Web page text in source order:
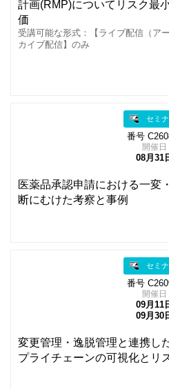
計画(RMP)についてリスク最
価
受講可能な形式：【ライブ配信（ア
カイブ配信】のみ
セミ
番号
開催日
08月31
医薬品承認申請における一変
断にむけた考察と事例
セミ
番号
開催日
09月11
09月30
変更管理・逸脱管理と連携し
プライチェーンの可視化とリ